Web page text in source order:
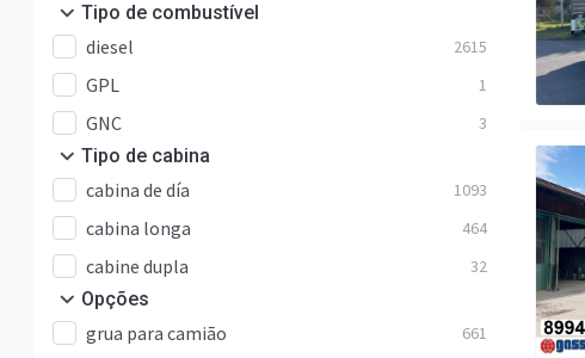
Tipo de combustível
diesel 2615
GPL 1
GNC 3
Tipo de cabina
cabina de día 1093
cabina longa 464
cabine dupla 32
Opções
grua para camião 661